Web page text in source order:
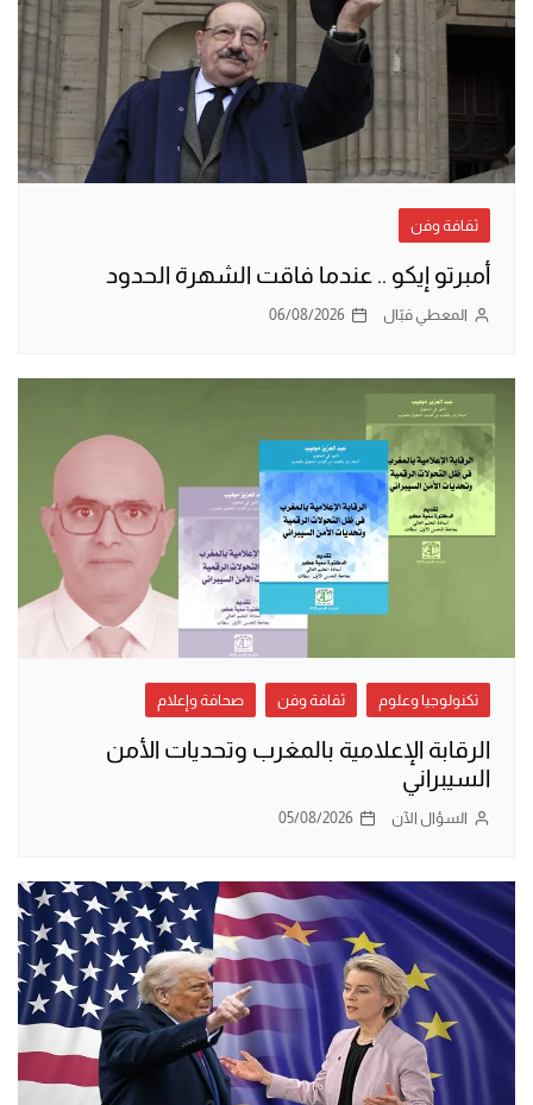
ثقافة وفن
أمبرتو إيكو .. عندما فاقت الشهرة الحدود
المعطي قبّال 06/08/2026
تكنولوجيا وعلوم ثقافة وفن صحافة وإعلام
الرقابة الإعلامية بالمغرب وتحديات الأمن
السيبراني
السؤال الآن 05/08/2026